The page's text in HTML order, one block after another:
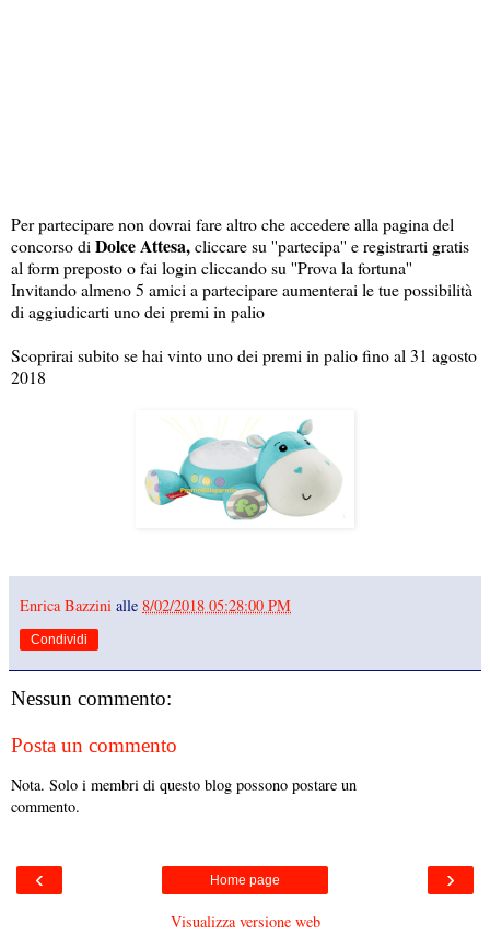
Per partecipare non dovrai fare altro che accedere alla pagina del
concorso di Dolce Attesa,cliccare su ''partecipa'' e registrarti gratis
al form preposto o fai login cliccando su ''Prova la fortuna''
Invitando almeno 5 amici a partecipare aumenterai le tue possibilità
di aggiudicarti uno dei premi in palio
Scoprirai subito se hai vinto uno dei premi in palio fino al 31 agosto
2018
Enrica Bazzini alle 8/02/2018 05:28:00 PM
Condividi
Nessun commento:
Posta un commento
Nota. Solo i membri di questo blog possono postare un
commento.
‹ ›
Home page
Visualizza versione web